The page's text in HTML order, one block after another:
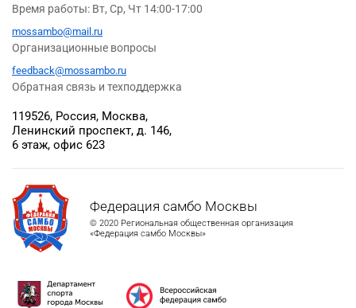
Федерация самбо Москвы
© 2020 Региональная общественная организация
«Федерация самбо Москвы»
119526, Россия, Москва,
Ленинский проспект, д. 146,
6 этаж, офис 623
Время работы: Вт, Ср, Чт 14:00-17:00
mossambo@mail.ru
Организационные вопросы
feedback@mossambo.ru
Обратная связь и техподдержка